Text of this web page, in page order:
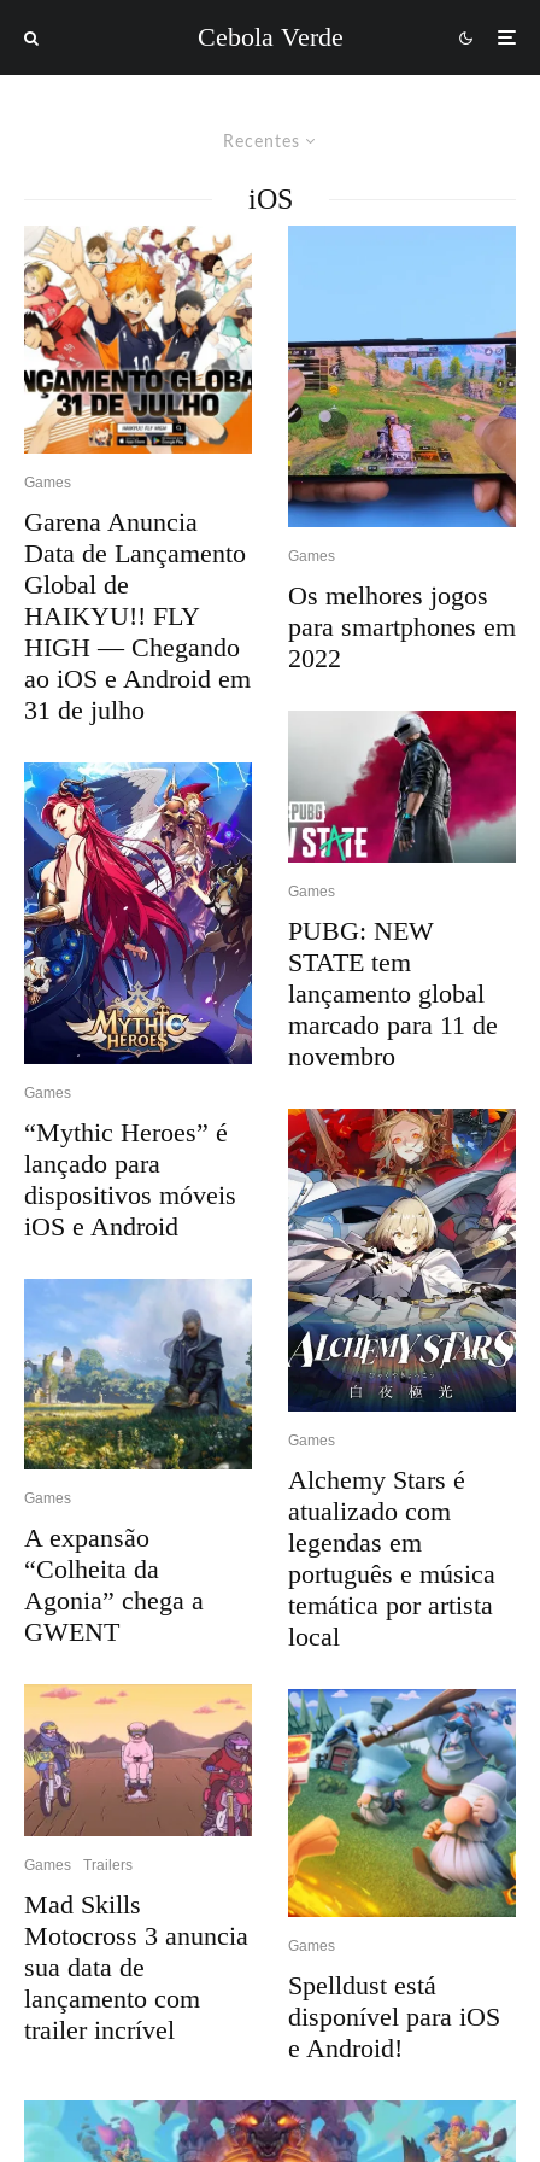
Cebola Verde
Recentes
iOS
Games
Garena Anuncia
Data de Lançamento
Global de
HAIKYU!! FLY
HIGH — Chegando
ao iOS e Android em
31 de julho
Games
“Mythic Heroes” é
lançado para
dispositivos móveis
iOS e Android
Games
A expansão
“Colheita da
Agonia” chega a
GWENT
Games Trailers
Mad Skills
Motocross 3 anuncia
sua data de
lançamento com
trailer incrível
Games
Os melhores jogos
para smartphones em
2022
Games
PUBG: NEW
STATE tem
lançamento global
marcado para 11 de
novembro
Games
Alchemy Stars é
atualizado com
legendas em
português e música
temática por artista
local
Games
Spelldust está
disponível para iOS
e Android!